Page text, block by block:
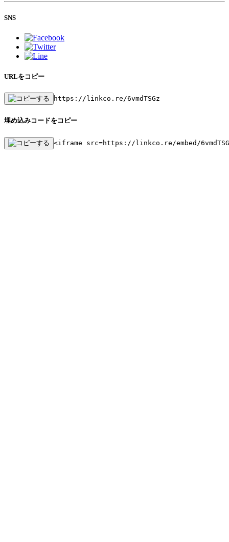
SNS
URLをコピー
https://linkco.re/6vmdTSGz
埋め込みコードをコピー
<iframe src=https://linkco.re/embed/